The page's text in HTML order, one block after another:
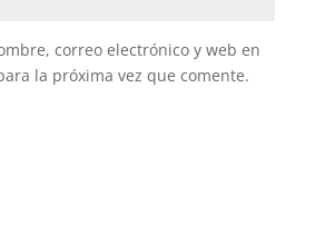
correo electrónico y web en
la próxima vez que comente.